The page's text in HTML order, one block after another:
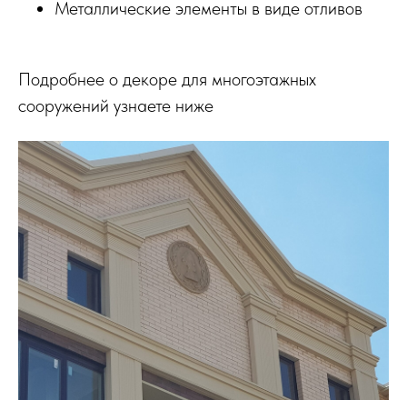
Металлические элементы в виде отливов
Подробнее о декоре для многоэтажных
сооружений узнаете ниже